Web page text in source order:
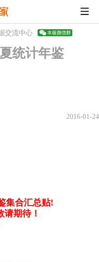
交流中心
统计年鉴
2016-01-24
集合汇总贴!
请期待！